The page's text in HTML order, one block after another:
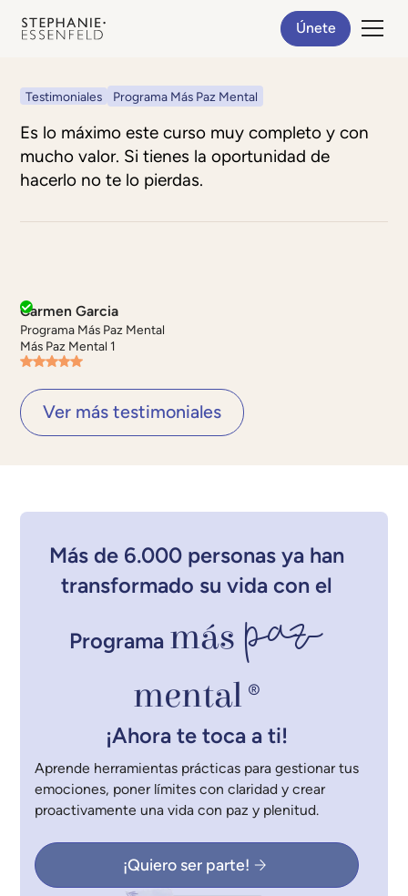
Únete
Testimoniales Programa Más Paz Mental
Es lo máximo este curso muy completo y con
mucho valor. Si tienes la oportunidad de
hacerlo no te lo pierdas.
Carmen Garcia
Programa Más Paz Mental
Más Paz Mental 1
Ver más testimoniales
Más de 6.000 personas ya han
transformado su vida con el
Programa más paz
mental ®
¡Ahora te toca a ti!
Aprende herramientas prácticas para gestionar tus
emociones, poner límites con claridad y crear
proactivamente una vida con paz y plenitud.
¡Quiero ser parte!